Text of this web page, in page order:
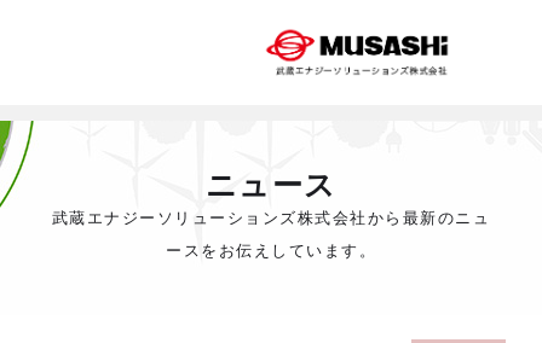
ニュース
武蔵エナジーソリューションズ株式会社から最新のニュ
ースをお伝えしています。